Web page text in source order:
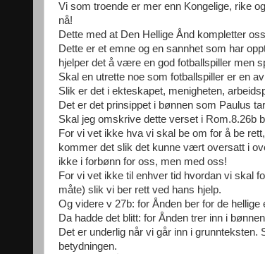
Vi som troende er mer enn Kongelige, rike
nå!
Dette med at Den Hellige Ånd kompletter
Dette er et emne og en sannhet som har
hjelper det å være en god fotballspiller men
Skal en utrette noe som fotballspiller er en
Slik er det i ekteskapet, menigheten,
Det er det prinsippet i bønnen som Paulus
Skal jeg omskrive dette verset i Rom.8.26b
For vi vet ikke hva vi skal be om for å be
kommer det slik det kunne vært oversatt i
ikke i forbønn for oss, men med oss!
For vi vet ikke til enhver tid hvordan vi skal
måte) slik vi ber rett ved hans hjelp.
Og videre v 27b: for Ånden ber for de hellige
Da hadde det blitt: for Ånden trer inn i
Det er underlig når vi går inn i
betydningen.